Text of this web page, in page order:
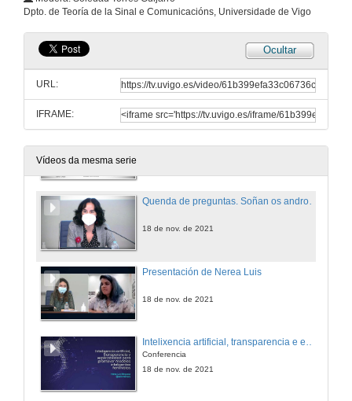
Dpto. de Teoría de la Sinal e Comunicacións, Universidade de Vigo
Ocultar
URL:
IFRAME:
Vídeos da mesma serie
18 de nov. de 2021
Presentación de Lorena Fernández
18 de nov. de 2021
Soñan os androides con ovellas machistas?
Quenda de preguntas. Soñan os androides con ovellas machistas?
18 de nov. de 2021
Presentación de Nerea Luis
18 de nov. de 2021
Intelixencia artificial, transparencia e explicabilidade para promover modelos intelixentes feministas
Conferencia
18 de nov. de 2021